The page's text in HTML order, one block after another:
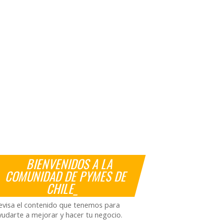
BIENVENIDOS A LA
COMUNIDAD DE PYMES DE
CHILE_
el contenido que tenemos para
a mejorar y hacer tu negocio.